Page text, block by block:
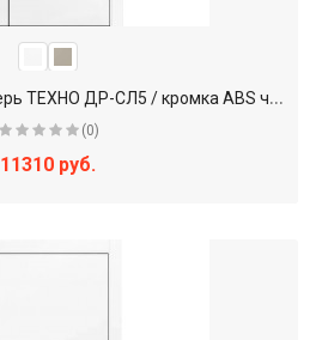
D
R - Межкомнатная дверь ТЕХНО ДР-СЛ5 / кромка ABS черная
(0)
11310 руб.